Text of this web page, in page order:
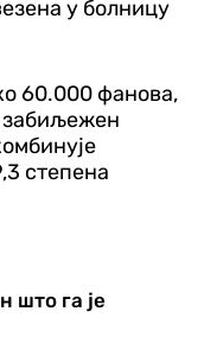
у болницу
60.000 фанова,
забиљежен
степена
што га је